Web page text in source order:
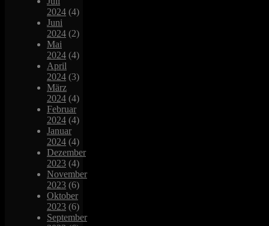
2024 (4)
Juni
2024 (2)
Mai
2024 (4)
April
2024 (3)
März
2024 (4)
Februar
2024 (4)
Januar
2024 (4)
Dezember
2023 (4)
November
2023 (6)
Oktober
2023 (6)
September